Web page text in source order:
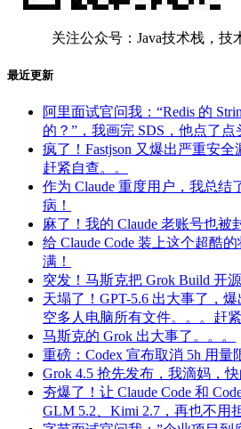
关注公众号：Java技术栈，技
最近更新
阿里面试官问我：“Redis 的
的？”，我画完 SDS，他点了
疯了！Fastjson 又爆出严重安全
赶紧自查。。
作为 Claude 重度用户，我总结
病！
麻了！我的 Claude 老账号也被
给 Claude Code 装上这个超酷
满！
突发！马斯克把 Grok Build 开源
天塌了！GPT-5.6 出大事了，
空多人电脑所有文件。。。赶紧
马斯克的 Grok 出大事了。。。
重磅：Codex 宣布取消 5h 用量
Grok 4.5 抢先发布，我滴妈，
夯爆了！让 Claude Code 和
GLM 5.2、Kimi 2.7，再也不用